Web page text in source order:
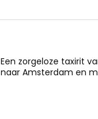
Een zorgeloze taxirit
naar Amsterdam en